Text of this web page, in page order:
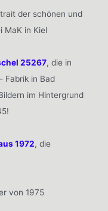
der schönen und
MaK in Kiel
25267, die in
Fabrik in Bad
im Hintergrund
1972, die
von 1975